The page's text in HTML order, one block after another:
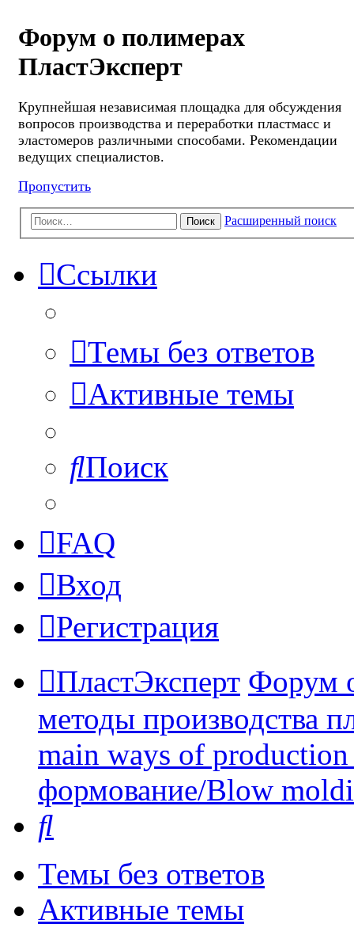
Форум о полимерах
ПластЭксперт
Крупнейшая независимая площадка для обсуждения
вопросов производства и переработки пластмасс и
эластомеров различными способами. Рекомендации
ведущих специалистов.
Пропустить
Поиск Расширенный поиск
Ссылки
Темы без ответов
Активные темы
Поиск
FAQ
Вход
Регистрация
ПластЭксперт Форум
методы производства
main ways of
формование/Blow
Темы без ответов
Активные темы